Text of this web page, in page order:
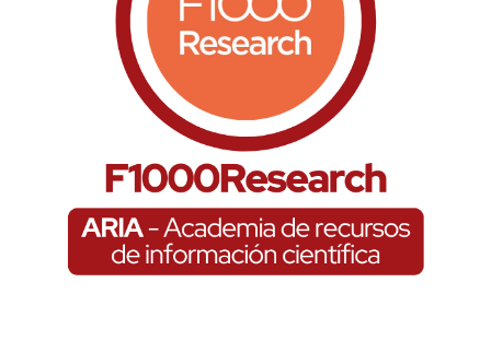
f1000research